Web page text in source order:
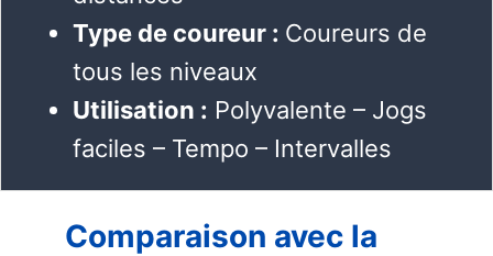
Type de coureur : Coureurs de
tous les niveaux
Utilisation : Polyvalente – Jogs
faciles – Tempo – Intervalles
Comparaison avec la